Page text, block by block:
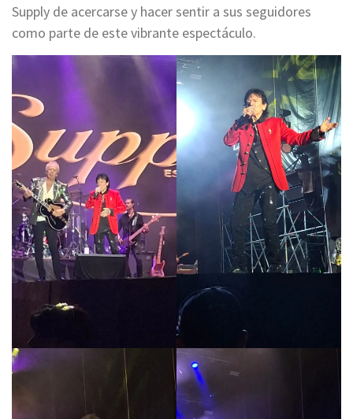
Supply de acercarse y hacer sentir a sus seguidores
como parte de este vibrante espectáculo.